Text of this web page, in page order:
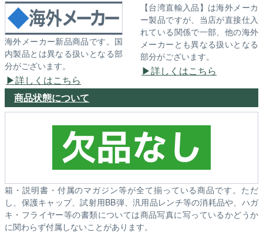
海外メーカー新品商品です。国
内製品とは異なる扱いとなる部
分がございます。
詳しくはこちら
【台湾直輸入品】は海外メーカ
ー製品ですが、当店が直接仕入
れている関係で一部、他の海外
メーカーとも異なる扱いとなる
部分がございます。
詳しくはこちら
商品状態について
箱・説明書・付属のマガジン等が全て揃っている商品です。ただ
し、保護キャップ、試射用BB弾、汎用品レンチ等の消耗品や、ハガ
キ・フライヤー等の書類については商品写真に写っているかどうか
に関わらず付属しないことがあります。